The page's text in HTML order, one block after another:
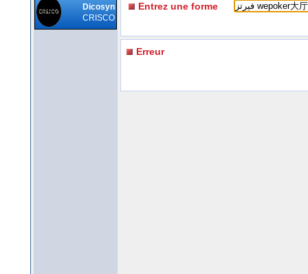
Dicosyn
CRISCO
Entrez une forme
Erreur